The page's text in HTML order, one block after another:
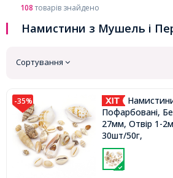
108товарів знайдено
Намистини з Мушель і
Сортування
-35%
Намистини Морські Ракушки
Пофарбовані,
27мм, Отвір 1-
30шт/50г,